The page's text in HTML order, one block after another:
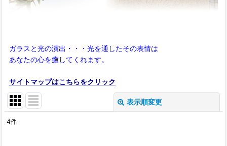
ガラスと光の演出・・・光を通したその表情は
あなたの心を癒してくれます。
サイトマップはこちらをクリック
表示順変更
4件